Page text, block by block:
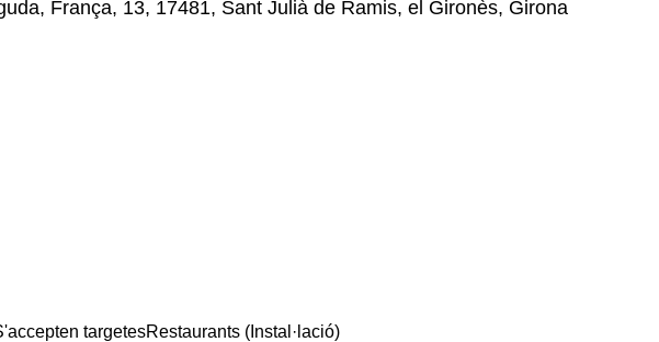
França, 13, 17481, Sant Julià de Ramis, el Gironès, Girona
targetesRestaurants (Instal·lació)